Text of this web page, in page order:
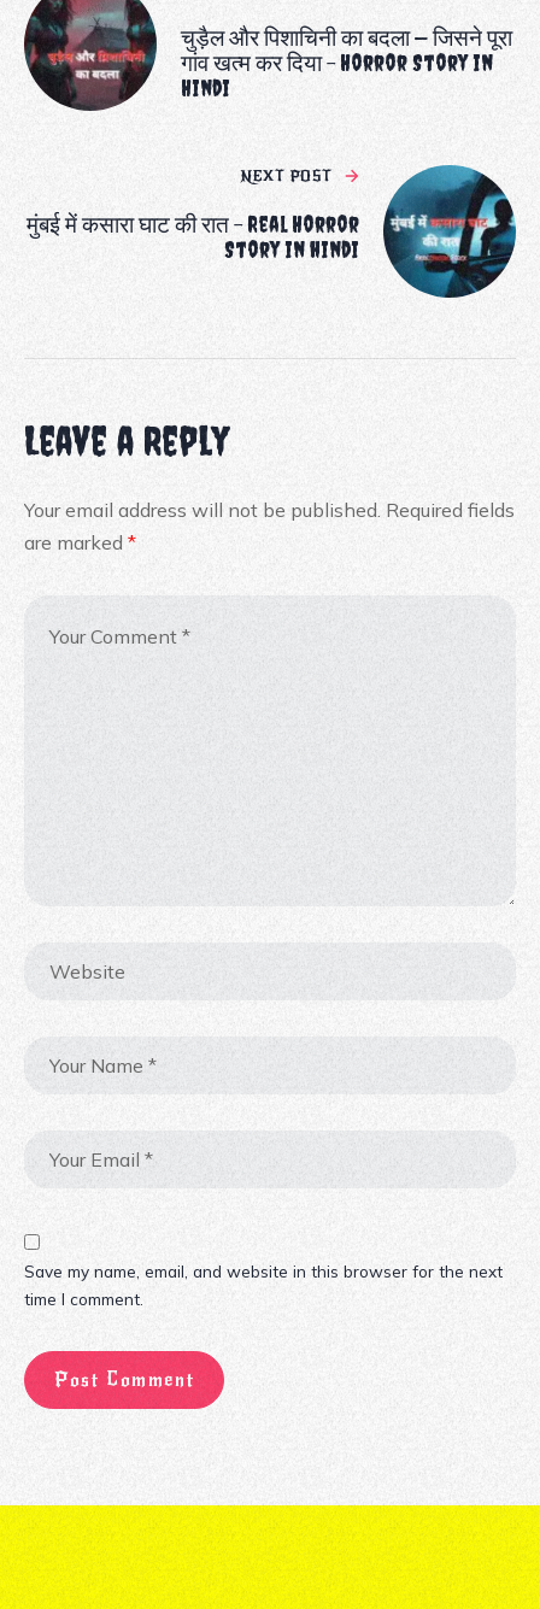
चुड़ैल और पिशाचिनी का बदला — जिसने पूरा
गांव खत्म कर दिया – Horror Story in
Hindi
NEXT POST
मुंबई में कसारा घाट की रात – Real Horror
Story in hindi
Leave a Reply
Your email address will not be published. Required fields
are marked *
Save my name, email, and website in this browser for the next
time I comment.